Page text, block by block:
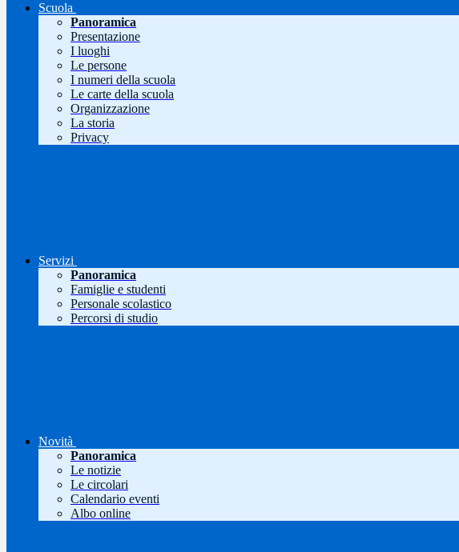
Scuola
Panoramica
Presentazione
I luoghi
Le persone
I numeri della scuola
Le carte della scuola
Organizzazione
La storia
Privacy
Servizi
Panoramica
Famiglie e studenti
Personale scolastico
Percorsi di studio
Novità
Panoramica
Le notizie
Le circolari
Calendario eventi
Albo online